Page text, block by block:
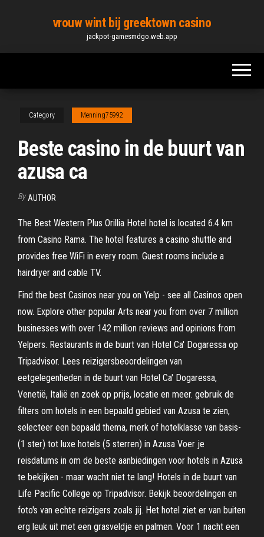
content
vrouw wint bij greektown casino
jackpot-gamesmdgo.web.app
Category Menning75992
Beste casino in de buurt van
azusa ca
By AUTHOR
The Best Western Plus Orillia Hotel hotel is located 6.4 km
from Casino Rama. The hotel features a casino shuttle and
provides free WiFi in every room. Guest rooms include a
hairdryer and cable TV.
Find the best Casinos near you on Yelp - see all Casinos open
now. Explore other popular Arts near you from over 7 million
businesses with over 142 million reviews and opinions from
Yelpers. Restaurants in de buurt van Hotel Ca' Dogaressa op
Tripadvisor. Lees reizigersbeoordelingen van
eetgelegenheden in de buurt van Hotel Ca' Dogaressa,
Venetië, Italië en zoek op prijs, locatie en meer. gebruik de
filters om hotels in een bepaald gebied van Azusa te zien,
selecteer een bepaald thema, merk of hotelklasse van basis-
(1 ster) tot luxe hotels (5 sterren) in Azusa Voer je
reisdatums in om de beste aanbiedingen voor hotels in Azusa
te bekijken - maar wacht niet te lang! Hotels in de buurt van
Life Pacific College op Tripadvisor. Bekijk beoordelingen en
foto's van echte reizigers zoals jij. Het hotel ziet er van buiten
erg leuk uit met een grasveldje en palmen. Voor 1 nacht een